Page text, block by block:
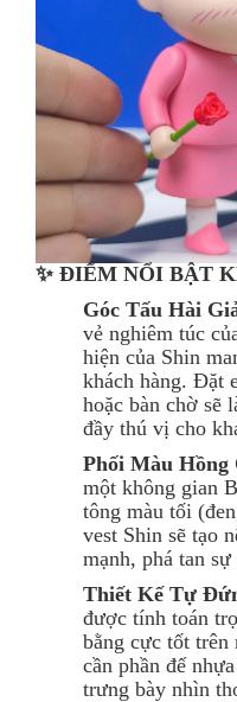
✨ ĐIỂM NỔI BẬT
Góc Tấu Hài
vẻ nghiêm túc
hiện của Shin
khách hàng. Đặt
hoặc bàn chờ sẽ
đầy thú vị cho
Phối Màu Hồng
một không gian
tông màu tối
vest Shin sẽ tạo
mạnh, phá tan
Thiết Kế Tự
được tính toán
bằng cực tốt trên
cần phần đế
trưng bày nhìn